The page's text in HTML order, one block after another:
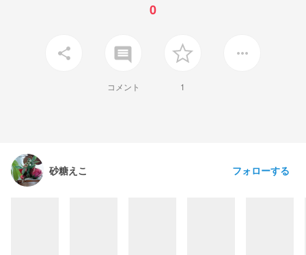
0
share insert_comment
コメント 1
more_horiz
砂糖えこ フォローする